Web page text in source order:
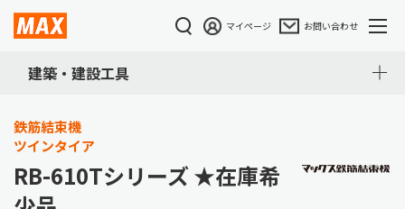
マイページ お問い合わせ
建築・建設工具
鉄筋結束機
ツインタイア
RB-610Tシリーズ ★在庫希